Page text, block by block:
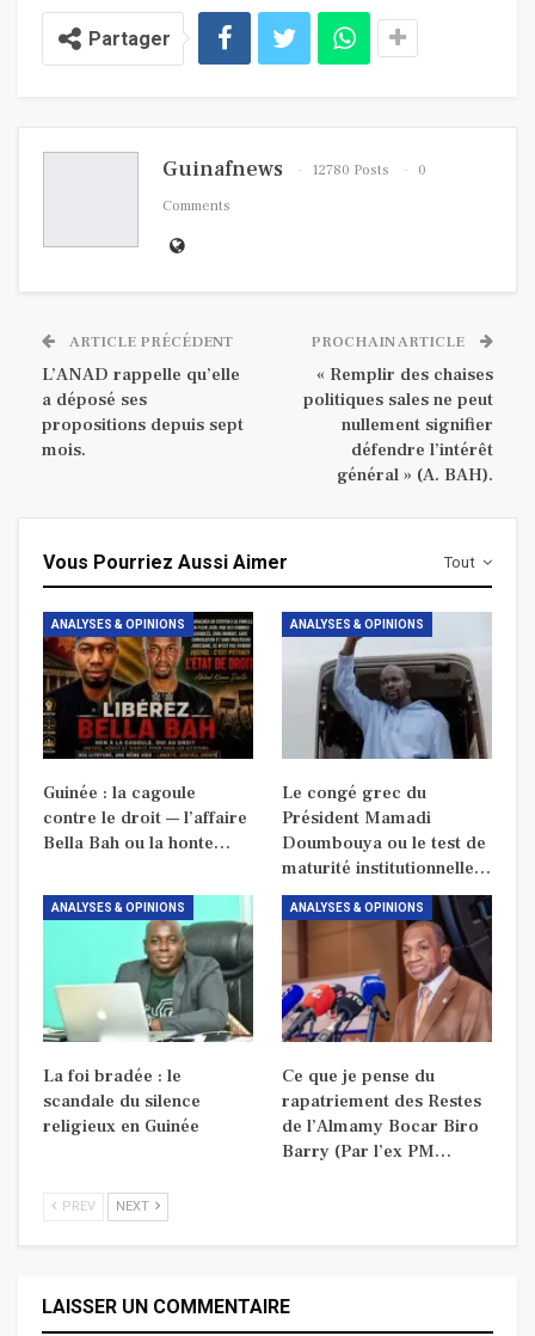
Partager
Guinafnews 12780 Posts
0
Comments
ARTICLE PRÉCÉDENT
L’ANAD rappelle qu’elle
a déposé ses
propositions depuis sept
mois.
PROCHAIN ARTICLE
« Remplir des chaises
politiques sales ne peut
nullement signifier
défendre l’intérêt
général » (A. BAH).
Tout
Vous Pourriez Aussi Aimer
ANALYSES & OPINIONS
Guinée : la cagoule
contre le droit — l’affaire
Bella Bah ou la honte…
ANALYSES & OPINIONS
Le congé grec du
Président Mamadi
Doumbouya ou le test de
maturité institutionnelle…
ANALYSES & OPINIONS
La foi bradée : le
scandale du silence
religieux en Guinée
ANALYSES & OPINIONS
Ce que je pense du
rapatriement des Restes
de l’Almamy Bocar Biro
Barry (Par l’ex PM…
PREV NEXT
LAISSER UN COMMENTAIRE